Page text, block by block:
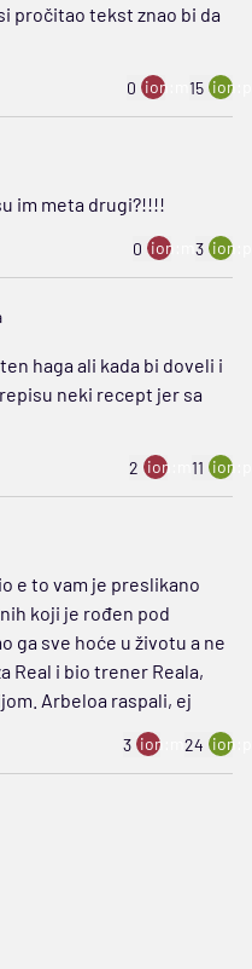
pročitao tekst znao bi da
0 ion:minus
15
im meta drugi?!!!!
0 ion:minus
3
haga ali kada bi doveli i
neki recept jer sa
2 ion:minus
11
e to vam je preslikano
koji je rođen pod
ga sve hoće u životu a ne
Real i bio trener Reala,
Arbeloa raspali, ej
3 ion:minus
24